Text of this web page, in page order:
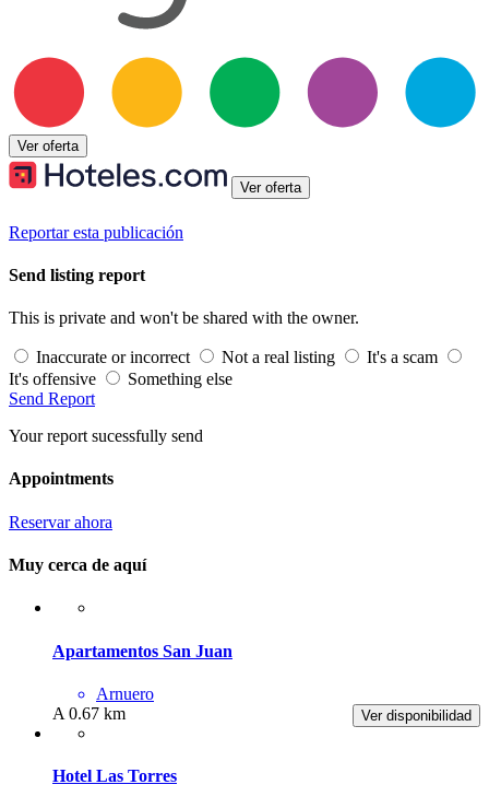
Ver oferta
Ver oferta
Reportar esta publicación
Send listing report
This is private and won't be shared with the owner.
Inaccurate or incorrect Not a real listing
It's a scam
It's offensive
Something else
Send Report
Your report sucessfully send
Appointments
Reservar ahora
Muy cerca de aquí
Apartamentos San Juan
Arnuero
Ver disponibilidad
A 0.67 km
Hotel Las Torres